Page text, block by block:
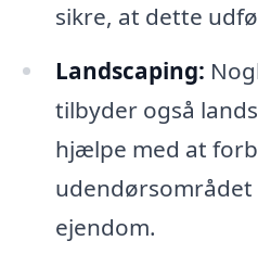
sikre, at dette
Landscaping:
tilbyder også
hjælpe med at
ejendom.